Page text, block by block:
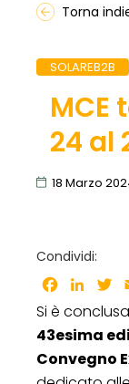
Torna
SOLAREB2B
MCE
24 al
18 Marzo
Condividi:
Si è
43esima
Convegno